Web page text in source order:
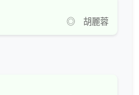
◎ 胡麗蓉